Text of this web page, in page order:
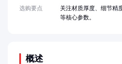
概述
选购要点
关注材质厚度、细节精
等核心参数。